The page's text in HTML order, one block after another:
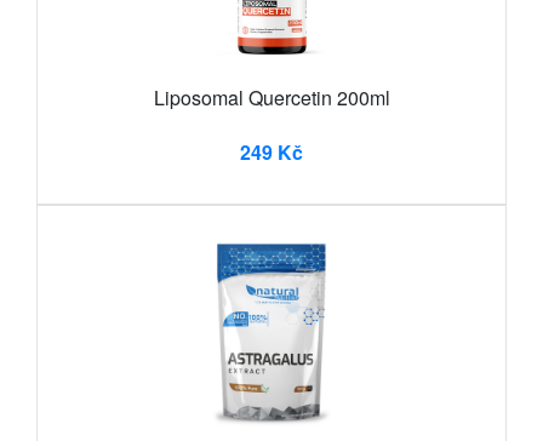
Liposomal Quercetin 200ml
249 Kč